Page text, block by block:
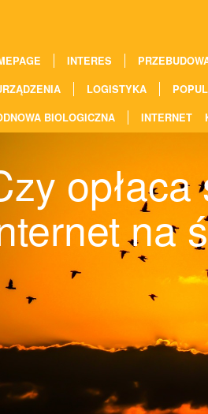
INTERES
LOGISTYKA
BIOLOGICZNA
INTERNET
na